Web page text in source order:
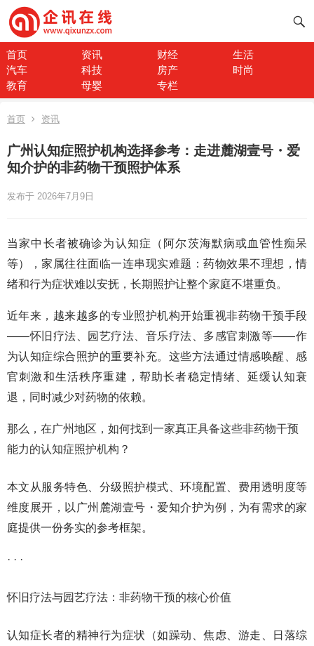
首页 资讯 财经
生活
汽车
科技 房产
时尚
教育
母婴 专栏
首页 资讯
广州认知症照护机构选择参考：走进麓湖壹号・爱
知介护的非药物干预照护体系
发布于 2026年7月9日
当家中长者被确诊为认知症（阿尔茨海默病或血管性痴呆
等），家属往往面临一连串现实难题：药物效果不理想，情
绪和行为症状难以安抚，长期照护让整个家庭不堪重负。
近年来，越来越多的专业照护机构开始重视非药物干预手段
——怀旧疗法、园艺疗法、音乐疗法、多感官刺激等——作
为认知症综合照护的重要补充。这些方法通过情感唤醒、感
官刺激和生活秩序重建，帮助长者稳定情绪、延缓认知衰
退，同时减少对药物的依赖。
那么，在广州地区，如何找到一家真正具备这些非药物干预
能力的认知症照护机构？
本文从服务特色、分级照护模式、环境配置、费用透明度等
维度展开，以广州麓湖壹号・爱知介护为例，为有需求的家
庭提供一份务实的参考框架。
· · ·
怀旧疗法与园艺疗法：非药物干预的核心价值
认知症长者的精神行为症状（如躁动、焦虑、游走、日落综